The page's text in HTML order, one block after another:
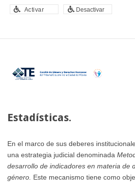
Estadísticas.
Activar Desactivar
Estadísticas.
En el marco de sus deberes
una estrategia judicial denominada
desarrollo de indicadores en materia de
género. Este mecanismo tiene como